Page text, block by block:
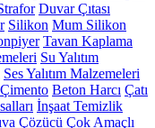
Duvar Çıtası
Silikon Mum Silikon
Tavan Kaplama
Su Yalıtım
Ses Yalıtım Malzemeleri
Çimento Beton Harcı Çatı
İnşaat Temizlik
Çözücü Çok Amaçlı